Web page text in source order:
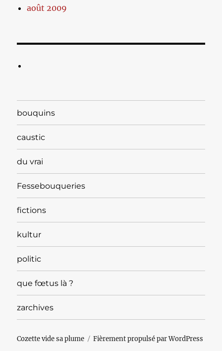
août 2009
bouquins
caustic
du vrai
Fessebouqueries
fictions
kultur
politic
que fœtus là ?
zarchives
Cozette vide sa plume Fièrement propulsé par WordPress